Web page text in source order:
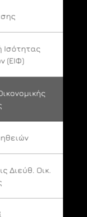
Ισότητας
(ΕΙΦ)
Διεύθ. Οικ.